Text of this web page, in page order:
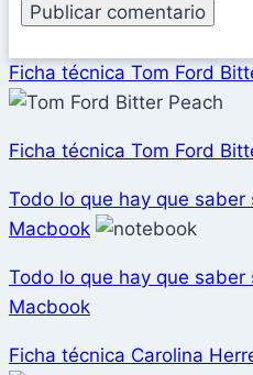
Ficha técnica Tom Ford
Ficha técnica Tom Ford
Todo lo que hay que
Macbook
Todo lo que hay que
Macbook
Ficha técnica Carolina